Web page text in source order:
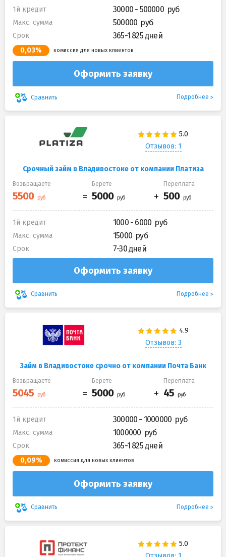
1й кредит 30000 - 500000
Макс. сумма 500000
Срок 365-1 825 дней
0,03% комиссия для новых клиентов
Оформить заявку
Сравнить Подробнее
Отзывов: 1
Срочный займ в Владивостоке от компании Платиза
Возвращаете Берете Переплата
1й кредит 1000 - 6000
Макс. сумма 15000
Срок 7-30 дней
Оформить заявку
Сравнить Подробнее
Отзывов: 3
Займ в Владивостоке срочно от компании Почта Банк
Возвращаете Берете Переплата
1й кредит 300000 - 1000000
Макс. сумма 1000000
Срок 365-1 825 дней
0,09% комиссия для новых клиентов
Оформить заявку
Сравнить Подробнее